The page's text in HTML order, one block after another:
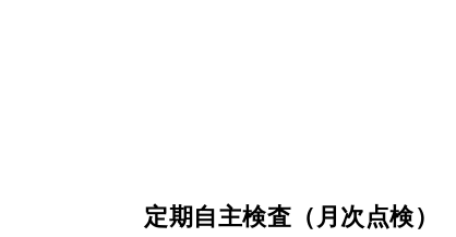
定期自主検査（月次点検）